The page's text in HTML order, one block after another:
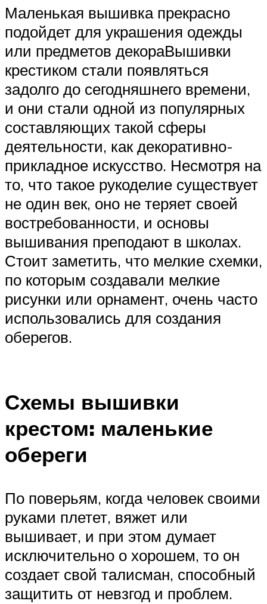
Маленькая вышивка прекрасно
подойдет для украшения одежды
или предметов декораВышивки
крестиком стали появляться
задолго до сегодняшнего времени,
и они стали одной из популярных
составляющих такой сферы
деятельности, как декоративно-
прикладное искусство. Несмотря на
то, что такое рукоделие существует
не один век, оно не теряет своей
востребованности, и основы
вышивания преподают в школах.
Стоит заметить, что мелкие схемки,
по которым создавали мелкие
рисунки или орнамент, очень часто
использовались для создания
оберегов.
Схемы вышивки
крестом: маленькие
обереги
По поверьям, когда человек своими
руками плетет, вяжет или
вышивает, и при этом думает
исключительно о хорошем, то он
создает свой талисман, способный
защитить от невзгод и проблем.